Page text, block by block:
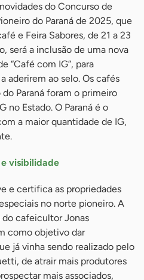
do Concurso de
do Paraná de 2025, que
e Feira Sabores, de 21 a 23
será a inclusão de uma nova
“Café com IG”, para
aderirem ao selo. Os cafés
Paraná foram o primeiro
no Estado. O Paraná é o
a maior quantidade de IG,
visibilidade
e certifica as propriedades
no norte pioneiro. A
do cafeicultor Jonas
como objetivo dar
já vinha sendo realizado pelo
de atrair mais produtores
mais associados,